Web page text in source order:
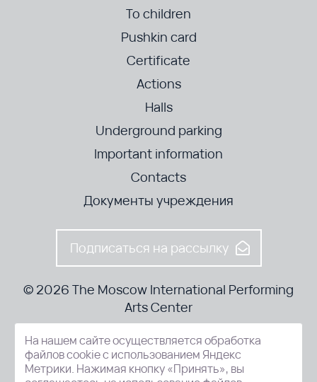
To children
Pushkin card
Certificate
Actions
Halls
Underground parking
Important information
Contacts
Документы учреждения
Подписаться на рассылку
© 2026 The Moscow International Performing
Arts Center
52-8, Kosmodamianskaya nab., Moscow, 115054, Russia
На нашем сайте осуществляется обработка
файлов cookie с использованием Яндекс
Метрики. Нажимая кнопку «Принять», вы